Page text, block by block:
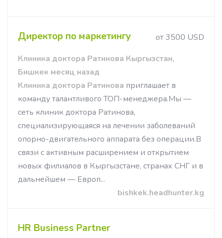
Директор по маркетингу
от 3500 USD
Клиника доктора Ратинова Кыргызстан,
Бишкек месяц назад
Клиника доктора Ратинова приглашает в
команду талантливого ТОП-менеджера.Мы —
сеть клиник доктора Ратинова,
специализирующаяся на лечении заболеваний
опорно-двигательного аппарата без операции.В
связи с активным расширением и открытием
новых филиалов в Кыргызстане, странах СНГ и в
дальнейшем — Европ...
bishkek.headhunter.kg
HR Business Partner